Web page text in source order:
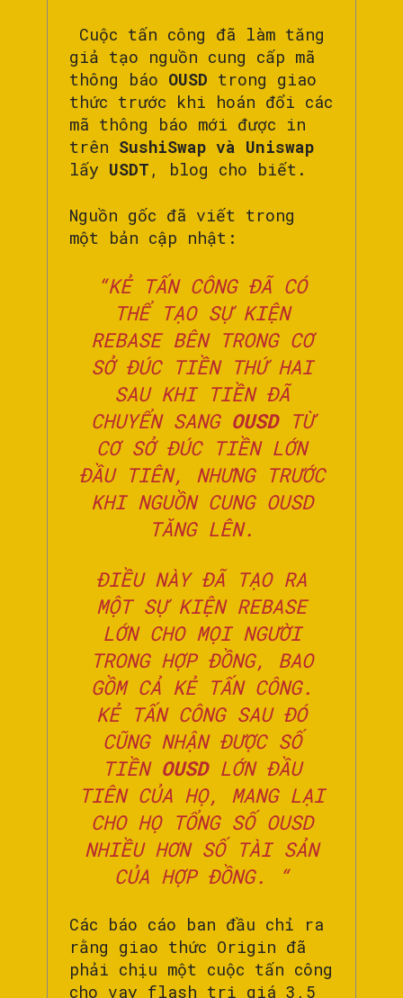
Cuộc tấn công đã làm tăng
giả tạo nguồn cung cấp mã
thông báo OUSD trong giao
thức trước khi hoán đổi các
mã thông báo mới được in
trên SushiSwap và Uniswap
lấy USDT , blog cho biết.
Nguồn gốc đã viết trong
một bản cập nhật:
“KẺ TẤN CÔNG ĐÃ CÓ
THỂ TẠO SỰ KIỆN
REBASE BÊN TRONG CƠ
SỞ ĐÚC TIỀN THỨ HAI
SAU KHI TIỀN ĐÃ
CHUYỂN SANG OUSD TỪ
CƠ SỞ ĐÚC TIỀN LỚN
ĐẦU TIÊN, NHƯNG TRƯỚC
KHI NGUỒN CUNG OUSD
TĂNG LÊN.
ĐIỀU NÀY ĐÃ TẠO RA
MỘT SỰ KIỆN REBASE
LỚN CHO MỌI NGƯỜI
TRONG HỢP ĐỒNG, BAO
GỒM CẢ KẺ TẤN CÔNG.
KẺ TẤN CÔNG SAU ĐÓ
CŨNG NHẬN ĐƯỢC SỐ
TIỀN OUSD LỚN ĐẦU
TIÊN CỦA HỌ, MANG LẠI
CHO HỌ TỔNG SỐ OUSD
NHIỀU HƠN SỐ TÀI SẢN
CỦA HỢP ĐỒNG. “
Các báo cáo ban đầu chỉ ra
rằng giao thức Origin đã
phải chịu một cuộc tấn công
cho vay flash trị giá 3,5